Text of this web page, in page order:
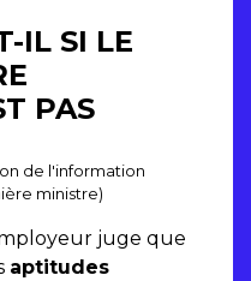
IL SI LE
PAS
de l'information
ministre)
juge que
aptitudes